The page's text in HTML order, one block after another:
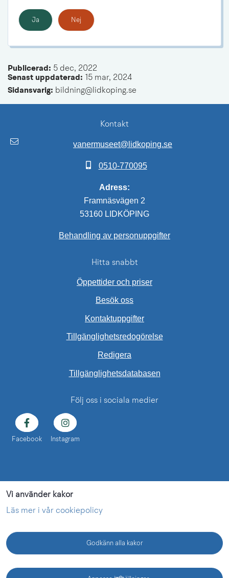
Vi använder kakor
Läs mer i vår cookiepolicy
Godkänn alla kakor
Ja Nej
Publicerad: 5 dec, 2022
Senast uppdaterad:
15 mar, 2024
Sidansvarig: bildning@lidkoping.se
Kontakt
vanermuseet@lidkoping.se
0510-770095
Adress:
Framnäsvägen 2
53160 LIDKÖPING
Behandling av personuppgifter
Hitta snabbt
Öppettider och priser
Besök oss
Kontaktuppgifter
Tillgänglighetsredogörelse
Redigera
TillgänglighetsdatabasenLänk till annan
Följ oss i sociala medier
Facebook Instagram